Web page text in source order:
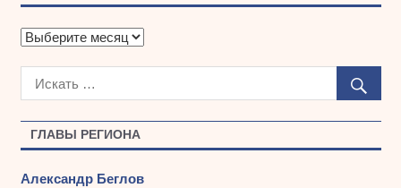
ГЛАВЫ РЕГИОНА
Александр Беглов
А
х
ы